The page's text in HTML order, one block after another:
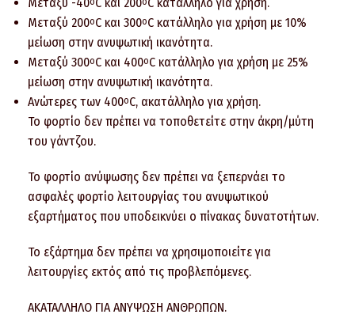
Μεταξύ -40 C και 200 C κατάλληλο για χρήση.
Μεταξύ 200oC και 300oC κατάλληλο για χρήση με 10%
μείωση στην ανυψωτική ικανότητα.
Μεταξύ 300oC και 400oC κατάλληλο για χρήση με 25%
μείωση στην ανυψωτική ικανότητα.
Ανώτερες των 400oC, ακατάλληλο για χρήση.
Το φορτίο δεν πρέπει να τοποθετείτε στην άκρη/μύτη
του γάντζου.
Το φορτίο ανύψωσης δεν πρέπει να ξεπερνάει το
ασφαλές φορτίο λειτουργίας του ανυψωτικού
εξαρτήματος που υποδεικνύει ο πίνακας δυνατοτήτων.
Το εξάρτημα δεν πρέπει να χρησιμοποιείτε για
λειτουργίες εκτός από τις προβλεπόμενες.
ΑΚΑΤΑΛΛΗΛΟ ΓΙΑ ΑΝΥΨΩΣΗ ΑΝΘΡΩΠΩΝ.